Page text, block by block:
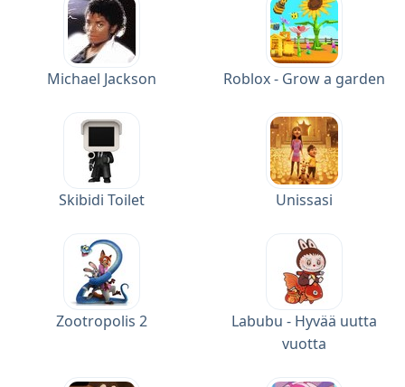
Michael Jackson Roblox - Grow a garden
Skibidi Toilet Unissasi
Zootropolis 2
Labubu - Hyvää uutta
vuotta